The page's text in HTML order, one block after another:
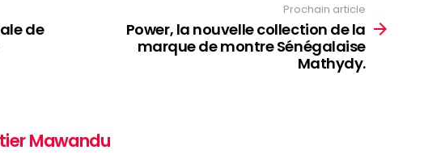
de
Prochain article
Power, la nouvelle collection de la
marque de montre Sénégalaise
Mathydy.
Mawandu